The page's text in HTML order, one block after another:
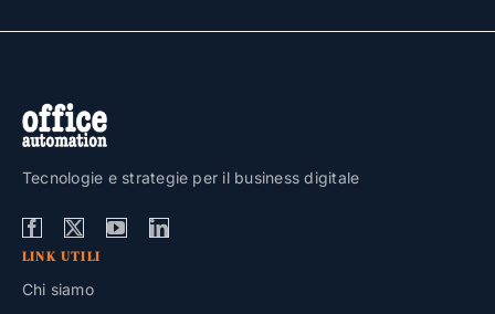
Tecnologie e strategie per il business digitale
LINK UTILI
Chi siamo